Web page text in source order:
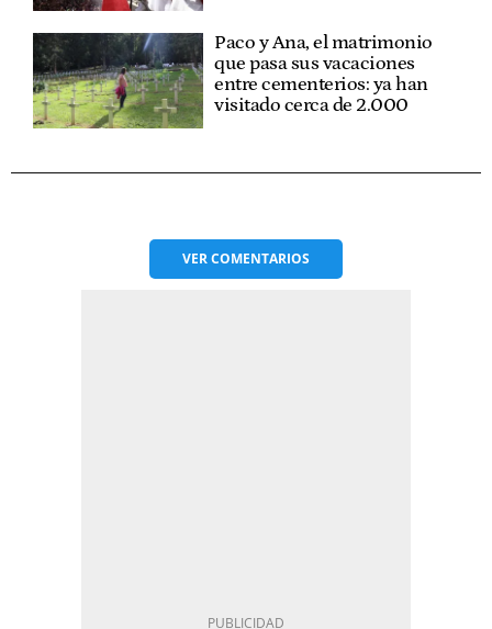
Paco y Ana, el matrimonio
que pasa sus vacaciones
entre cementerios: ya han
visitado cerca de 2.000
VERCOMENTARIOS